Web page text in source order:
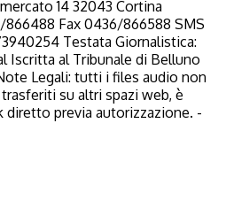
14 32043 Cortina
Fax 0436/866588 SMS
Testata Giornalistica:
Iscritta al Tribunale di Belluno
Legali: tutti i files audio non
su altri spazi web, è
previa autorizzazione. -